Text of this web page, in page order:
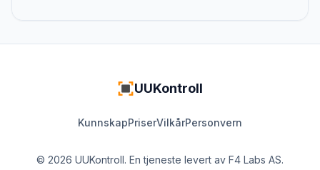
UUKontroll
KunnskapPriserVilkårPersonvern
© 2026 UUKontroll. En tjeneste levert av F4 Labs AS.